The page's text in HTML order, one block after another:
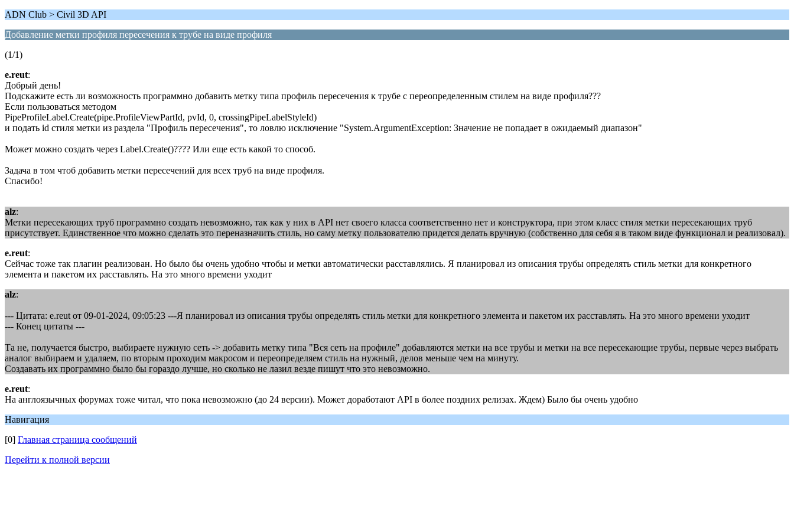
ADN Club > Civil 3D API
Добавление метки профиля пересечения к трубе на виде профиля
(1/1)
e.reut:
Добрый день!
Подскажите есть ли возможность программно добавить метку типа профиль пересечения к трубе с переопределенным стилем на виде профиля???
Если пользоваться методом
PipeProfileLabel.Create(pipe.ProfileViewPartId, pvId, 0, crossingPipeLabelStyleId)
и подать id стиля метки из раздела "Профиль пересечения", то ловлю исключение "System.ArgumentException: Значение не попадает в ожидаемый диапазон"
Может можно создать через Label.Create()???? Или еще есть какой то способ.
Задача в том чтоб добавить метки пересечений для всех труб на виде профиля.
Спасибо!
alz:
Метки пересекающих труб программно создать невозможно, так как у них в API нет своего класса соответственно нет и конструктора, при этом класс стиля метки пересекающих труб
присутствует. Единственное что можно сделать это переназначить стиль, но саму метку пользователю придется делать вручную (собственно для себя я в таком виде функционал и реализовал).
e.reut:
Сейчас тоже так плагин реализован. Но было бы очень удобно чтобы и метки автоматически расставлялись. Я планировал из описания трубы определять стиль метки для конкретного
элемента и пакетом их расставлять. На это много времени уходит
alz:
--- Цитата: e.reut от 09-01-2024, 09:05:23 ---Я планировал из описания трубы определять стиль метки для конкретного элемента и пакетом их расставлять. На это много времени уходит
--- Конец цитаты ---
Та не, получается быстро, выбираете нужную сеть -> добавить метку типа "Вся сеть на профиле" добавляются метки на все трубы и метки на все пересекающие трубы, первые через выбрать
аналог выбираем и удаляем, по вторым проходим макросом и переопределяем стиль на нужный, делов меньше чем на минуту.
Создавать их программно было бы гораздо лучше, но сколько не лазил везде пишут что это невозможно.
e.reut:
На англоязычных форумах тоже читал, что пока невозможно (до 24 версии). Может доработают API в более поздних релизах. Ждем) Было бы очень удобно
Навигация
[0] Главная страница сообщений
Перейти к полной версии